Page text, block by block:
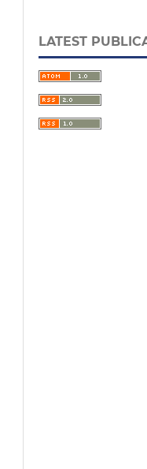
LATEST